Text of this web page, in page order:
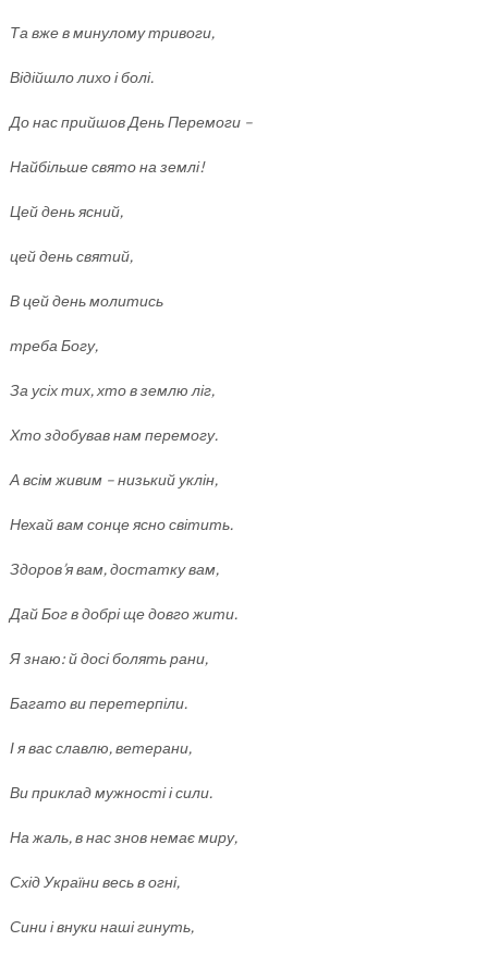
Та вже в минулому тривоги,
Відійшло лихо і болі.
До нас прийшов День Перемоги –
Найбільше свято на землі!
Цей день ясний,
цей день святий,
В цей день молитись
треба Богу,
За усіх тих, хто в землю ліг,
Хто здобував нам перемогу.
А всім живим – низький уклін,
Нехай вам сонце ясно світить.
Здоров’я вам, достатку вам,
Дай Бог в добрі ще довго жити.
Я знаю: й досі болять рани,
Багато ви перетерпіли.
І я вас славлю, ветерани,
Ви приклад мужності і сили.
На жаль, в нас знов немає миру,
Схід України весь в огні,
Сини і внуки наші гинуть,